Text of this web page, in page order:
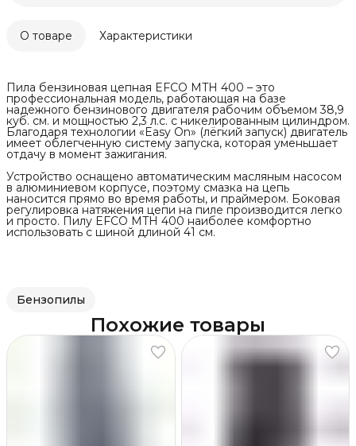
О товаре Характеристики
Пила бензиновая цепная EFCO MTH 400 – это
профессиональная модель, работающая на базе
надежного бензинового двигателя рабочим объемом 38,9
куб. см. и мощностью 2,3 л.с. с никелированным цилиндром.
Благодаря технологии «Easy On» (лёгкий запуск) двигатель
имеет облегченную систему запуска, которая уменьшает
отдачу в момент зажигания.
Устройство оснащено автоматическим масляным насосом
в алюминиевом корпусе, поэтому смазка на цепь
наносится прямо во время работы, и праймером. Боковая
регулировка натяжения цепи на пиле производится легко
и просто. Пилу EFCO MTH 400 наиболее комфортно
использовать с шиной длиной 41 см.
Бензопилы
Похожие товары